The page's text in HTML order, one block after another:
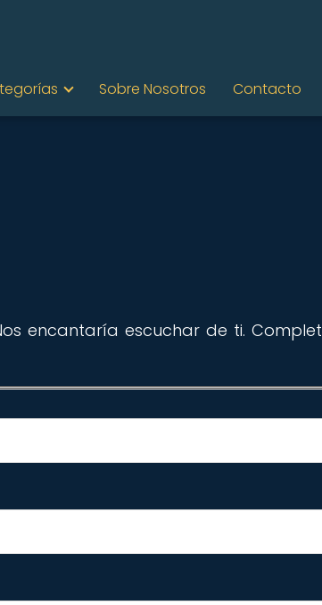
Sobre Nosotros Contacto
encantaría escuchar de ti.